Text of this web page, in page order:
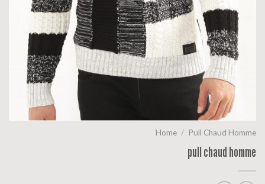
Home / Pull Chaud Homme
pull chaud homme